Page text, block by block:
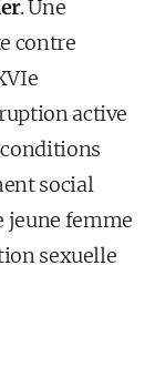
. Une
contre
active
conditions
social
jeune femme
sexuelle